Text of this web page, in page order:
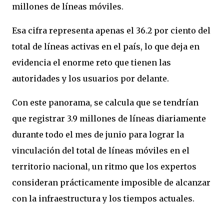
millones de líneas móviles.
Esa cifra representa apenas el 36.2 por ciento del
total de líneas activas en el país, lo que deja en
evidencia el enorme reto que tienen las
autoridades y los usuarios por delante.
Con este panorama, se calcula que se tendrían
que registrar 3.9 millones de líneas diariamente
durante todo el mes de junio para lograr la
vinculación del total de líneas móviles en el
territorio nacional, un ritmo que los expertos
consideran prácticamente imposible de alcanzar
con la infraestructura y los tiempos actuales.